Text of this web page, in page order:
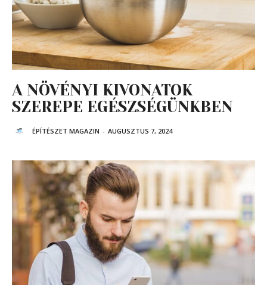
A NÖVÉNYI KIVONATOK
SZEREPE EGÉSZSÉGÜNKBEN
ÉPÍTÉSZET MAGAZIN - AUGUSZTUS 7, 2024